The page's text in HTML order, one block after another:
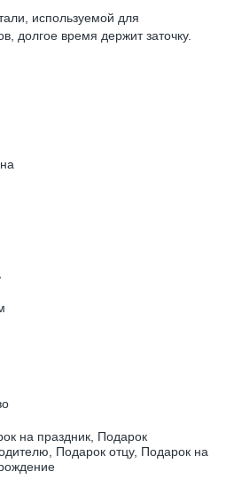
используемой для
долгое время держит заточку.
на праздник, Подарок
Подарок отцу, Подарок на